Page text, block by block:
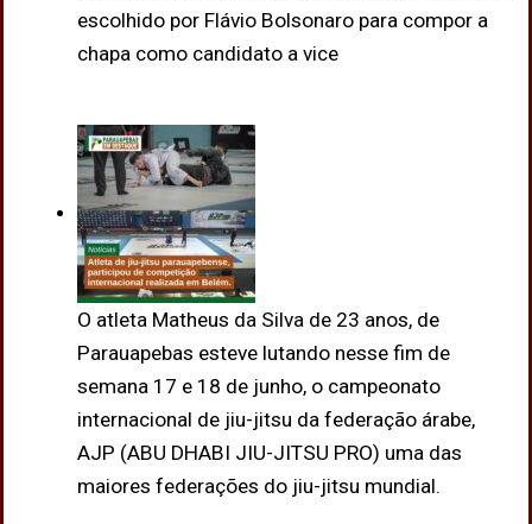
escolhido por Flávio Bolsonaro para compor a
chapa como candidato a vice
O atleta Matheus da Silva de 23 anos, de
Parauapebas esteve lutando nesse fim de
semana 17 e 18 de junho, o campeonato
internacional de jiu-jitsu da federação árabe,
AJP (ABU DHABI JIU-JITSU PRO) uma das
maiores federações do jiu-jitsu mundial.